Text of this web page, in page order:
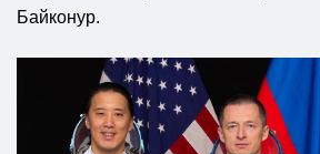
Байконур.